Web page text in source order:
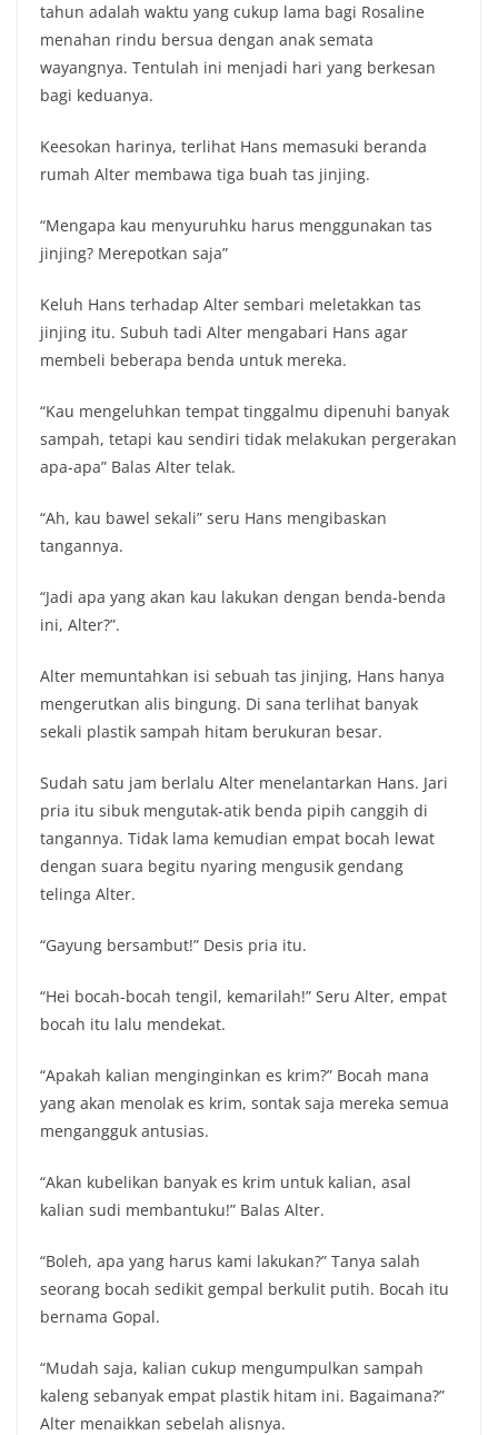
tahun adalah waktu yang cukup lama bagi Rosaline
menahan rindu bersua dengan anak semata
wayangnya. Tentulah ini menjadi hari yang berkesan
bagi keduanya.
Keesokan harinya, terlihat Hans memasuki beranda
rumah Alter membawa tiga buah tas jinjing.
“Mengapa kau menyuruhku harus menggunakan tas
jinjing? Merepotkan saja”
Keluh Hans terhadap Alter sembari meletakkan tas
jinjing itu. Subuh tadi Alter mengabari Hans agar
membeli beberapa benda untuk mereka.
“Kau mengeluhkan tempat tinggalmu dipenuhi banyak
sampah, tetapi kau sendiri tidak melakukan pergerakan
apa-apa” Balas Alter telak.
“Ah, kau bawel sekali” seru Hans mengibaskan
tangannya.
“Jadi apa yang akan kau lakukan dengan benda-benda
ini, Alter?”.
Alter memuntahkan isi sebuah tas jinjing, Hans hanya
mengerutkan alis bingung. Di sana terlihat banyak
sekali plastik sampah hitam berukuran besar.
Sudah satu jam berlalu Alter menelantarkan Hans. Jari
pria itu sibuk mengutak-atik benda pipih canggih di
tangannya. Tidak lama kemudian empat bocah lewat
dengan suara begitu nyaring mengusik gendang
telinga Alter.
“Gayung bersambut!” Desis pria itu.
“Hei bocah-bocah tengil, kemarilah!” Seru Alter, empat
bocah itu lalu mendekat.
“Apakah kalian menginginkan es krim?” Bocah mana
yang akan menolak es krim, sontak saja mereka semua
mengangguk antusias.
“Akan kubelikan banyak es krim untuk kalian, asal
kalian sudi membantuku!” Balas Alter.
“Boleh, apa yang harus kami lakukan?” Tanya salah
seorang bocah sedikit gempal berkulit putih. Bocah itu
bernama Gopal.
“Mudah saja, kalian cukup mengumpulkan sampah
kaleng sebanyak empat plastik hitam ini. Bagaimana?”
Alter menaikkan sebelah alisnya.